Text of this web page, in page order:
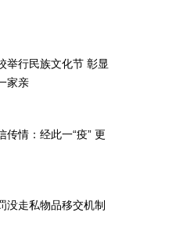
举行民族文化节 彰显
家亲
传情：经此一“疫” 更
没走私物品移交机制